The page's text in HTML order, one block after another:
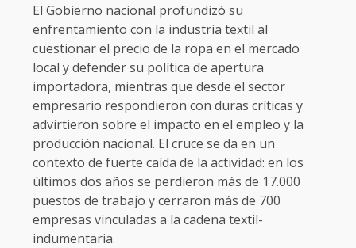
El Gobierno nacional profundizó su
enfrentamiento con la industria textil al
cuestionar el precio de la ropa en el mercado
local y defender su política de apertura
importadora, mientras que desde el sector
empresario respondieron con duras críticas y
advirtieron sobre el impacto en el empleo y la
producción nacional. El cruce se da en un
contexto de fuerte caída de la actividad: en los
últimos dos años se perdieron más de 17.000
puestos de trabajo y cerraron más de 700
empresas vinculadas a la cadena textil-
indumentaria.